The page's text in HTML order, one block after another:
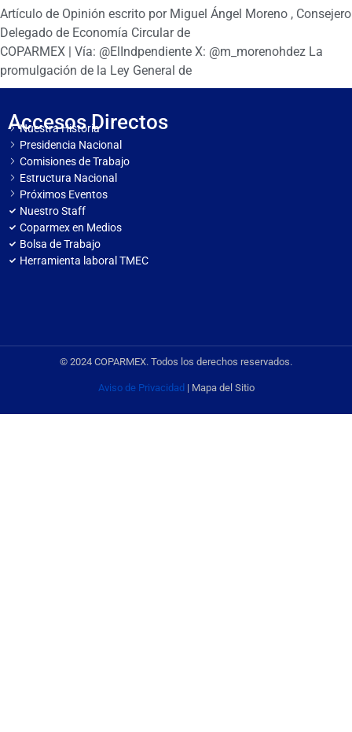
Artículo de Opinión escrito por Miguel Ángel Moreno , Consejero
Delegado de Economía Circular de
COPARMEX | Vía: @ElIndpendiente X: @m_morenohdez La
promulgación de la Ley General de
Accesos Directos
Nuestra Historia
Presidencia Nacional
Comisiones de Trabajo
Estructura Nacional
Próximos Eventos
Nuestro Staff
Coparmex en Medios
Bolsa de Trabajo
Herramienta laboral TMEC
© 2024 COPARMEX. Todos los derechos reservados.
Aviso de Privacidad| Mapa del Sitio